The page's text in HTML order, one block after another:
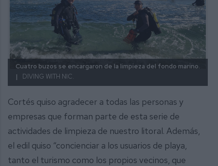
Cuatro buzos se encargaron de la limpieza del fondo marino.
|
DIVING WITH NIC.
Cortés quiso agradecer a todas las personas y
empresas que forman parte de esta serie de
actividades de limpieza de nuestro litoral. Además,
el edil quiso “concienciar a los usuarios de playa,
tanto el turismo como los propios vecinos, que